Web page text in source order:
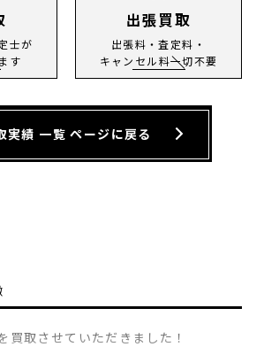
士が
す
出張買取
出張料・査定料・
キャンセル料一切不要
実績 一覧 ページに戻る
取させていただきました！